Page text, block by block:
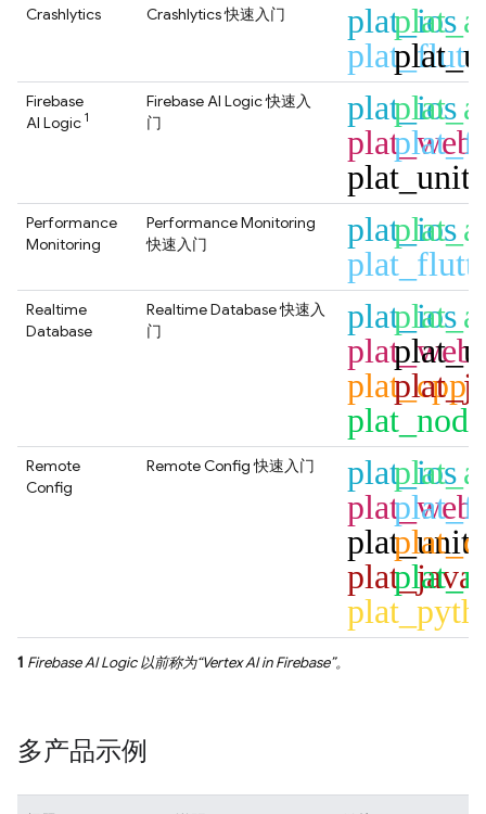
Crashlytics Crashlytics快速入门 plat_ios
Firebase
AI Logic 1
Firebase AI Logic快速入
门
plat_ios
plat_web
Performance
Monitoring
Performance Monitoring
快速入门
plat_ios
Realtime
Database
Realtime Database快速入
门
plat_ios
plat_web
plat_cpp
plat_node
Remote
Config
Remote Config快速入门 plat_ios
plat_web
plat_java
1 Firebase AI Logic以前称为“Vertex AI in Firebase”。
多产品示例